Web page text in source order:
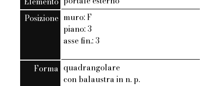
Posizione muro: F
piano: 3
asse fin.: 3
Forma quadrangolare
con balaustra in n. p.